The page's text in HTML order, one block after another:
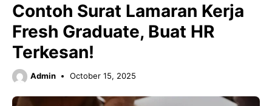
Contoh Surat Lamaran Kerja
Fresh Graduate, Buat HR
Terkesan!
Admin October 15, 2025